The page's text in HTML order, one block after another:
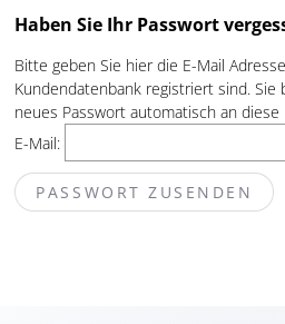
Haben Sie Ihr Passwort
Bitte geben Sie hier die E-Mail
Kundendatenbank registriert sind.
neues Passwort automatisch an
E-Mail: